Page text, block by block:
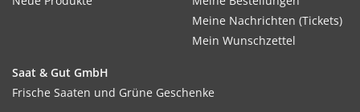
Meine Nachrichten (Tickets)
Mein Wunschzettel
Saat & Gut GmbH
Frische Saaten und Grüne Geschenke